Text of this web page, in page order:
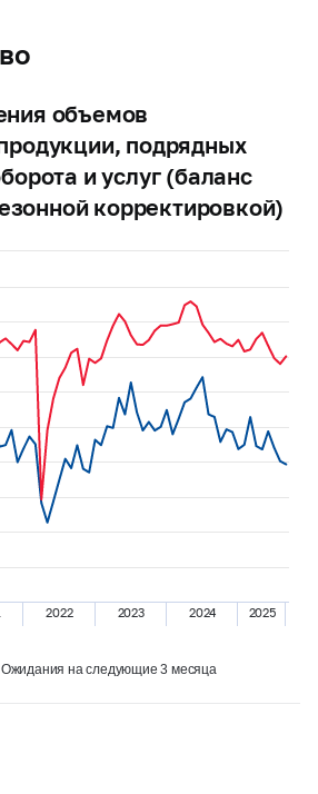
объемов
подрядных
и услуг (баланс
корректировкой)
2022 2023 2024 2025
Ожидания на следующие 3 месяца